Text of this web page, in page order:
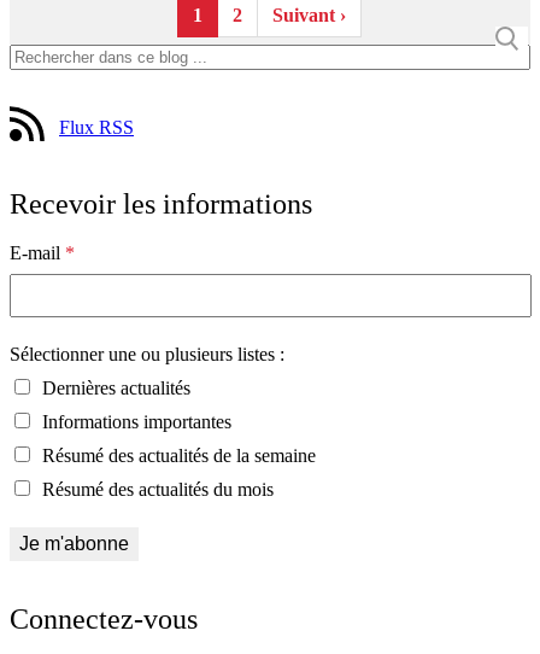
1 2 Suivant ›
Flux RSS
Recevoir les informations
E-mail *
Sélectionner une ou plusieurs listes :
Dernières actualités
Informations importantes
Résumé des actualités de la semaine
Résumé des actualités du mois
Connectez-vous